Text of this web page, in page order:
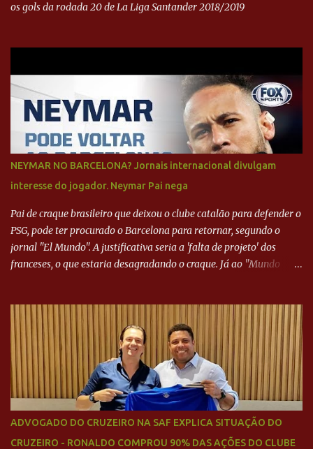
os gols da rodada 20 de La Liga Santander 2018/2019
NEYMAR NO BARCELONA? Jornais internacional divulgam
interesse do jogador. Neymar Pai nega
Pai de craque brasileiro que deixou o clube catalão para defender o
PSG, pode ter procurado o Barcelona para retornar, segundo o
jornal "El Mundo". A justificativa seria a 'falta de projeto' dos
franceses, o que estaria desagradando o craque. Já ao "Mundo
Neymar Pai nega
ADVOGADO DO CRUZEIRO NA SAF EXPLICA SITUAÇÃO DO
CRUZEIRO - RONALDO COMPROU 90% DAS AÇÕES DO CLUBE